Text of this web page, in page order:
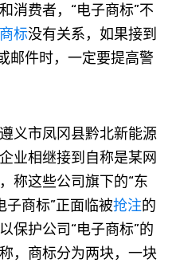
消费者，“电子商标”不
标没有关系，如果接到
邮件时，一定要提高警
市凤冈县黔北新能源
业相继接到自称是某网
称这些公司旗下的“东
子商标”正面临被抢注的
保护公司“电子商标”的
，商标分为两块，一块